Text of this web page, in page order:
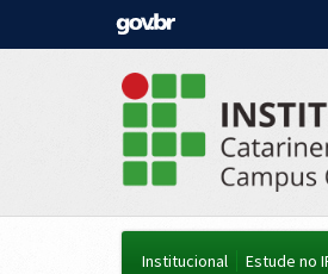
Institucional Estude no